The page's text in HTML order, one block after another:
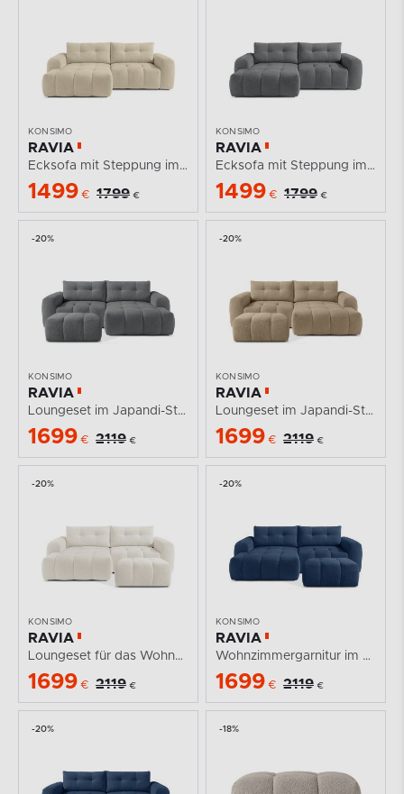
KONSIMO
RAVIA
Ecksofa mit Steppung im Japandi-Boucle-Stil links...
1499 € 1799 €
KONSIMO
RAVIA
Ecksofa mit Steppung im Japandi-Stil Boucle links...
1499 € 1799 €
-20%
KONSIMO
RAVIA
Loungeset im Japandi-Stil Boucle dunkelgrau
1699 € 2119 €
-20%
KONSIMO
RAVIA
Loungeset im Japandi-Stil Boucle beige
1699 € 2119 €
-20%
KONSIMO
RAVIA
Loungeset für das Wohnzimmer im Japandi-Stil Boucle...
1699 € 2119 €
-20%
KONSIMO
RAVIA
Wohnzimmergarnitur im Japandi-Stil Boucle marineblau
1699 € 2119 €
-20% -18%